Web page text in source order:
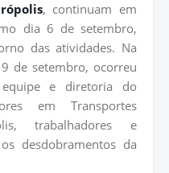
, continuam em
dia 6 de setembro,
das atividades. Na
de setembro, ocorreu
e diretoria do
em Transportes
trabalhadores e
desdobramentos da